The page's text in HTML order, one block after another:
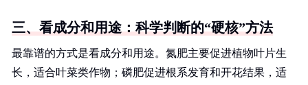
三、看成分和用途：科学判断的“硬核”方法
最靠谱的方式是看成分和用途。氮肥主要促进植物叶片生
长，适合叶菜类作物；磷肥促进根系发育和开花结果，适